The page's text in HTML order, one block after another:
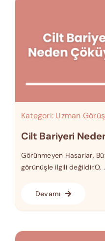
Kategori: Uzman
Cilt Bariyeri
Görünmeyen Hasarlar,
görünüşle ilgili değildir.O,
Devamı